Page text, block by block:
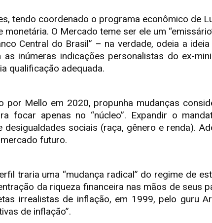
tendo coordenado o programa econômico de
O Mercado teme ser ele um
Central do Brasil” – na verdade, odeia a
inúmeras indicações personalistas do ex-
qualificação adequada.
por Mello em 2020, propunha mudanças
focar apenas no “núcleo”. Expandir o
sociais (raça, gênero e renda).
futuro.
traria uma “mudança radical” do regime de
da riqueza financeira nas mãos de seus
irrealistas de inflação, em 1999, pelo guru
de inflação”.